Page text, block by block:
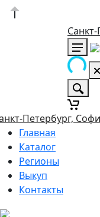
Петербург,
Главная
Каталог
Регионы
Выкуп
Контакты